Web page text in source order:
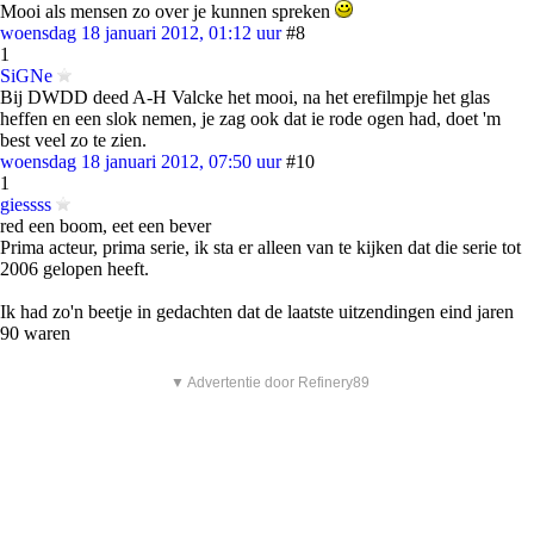
Mooi als mensen zo over je kunnen spreken
woensdag 18 januari 2012, 01:12 uur #8
1
SiGNe
Bij DWDD deed A-H Valcke het mooi, na het erefilmpje het glas
heffen en een slok nemen, je zag ook dat ie rode ogen had, doet 'm
best veel zo te zien.
woensdag 18 januari 2012, 07:50 uur #10
1
giessss
red een boom, eet een bever
Prima acteur, prima serie, ik sta er alleen van te kijken dat die serie tot
2006 gelopen heeft.
Ik had zo'n beetje in gedachten dat de laatste uitzendingen eind jaren
90 waren
▼ Advertentie door Refinery89